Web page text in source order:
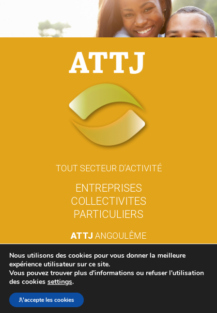
TOUT SECTEUR D’ACTIVITÉ
ENTREPRISES
COLLECTIVITES
PARTICULIERS
ATTJ ANGOULÊME
05.45.38.45.98
Contactez-nous pour une
étude gratuite de votre besoin
Nous utilisons des cookies pour vous donner la meilleure
expérience utilisateur sur ce site.
Vous pouvez trouver plus d'informations ou refuser l'utilisation
des cookies settings.
J\'accepte les cookies